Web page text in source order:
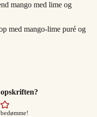
mango med lime og
med mango-lime puré og